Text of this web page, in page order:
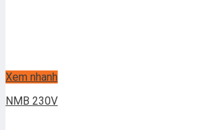
Xem nhanh
NMB 230V